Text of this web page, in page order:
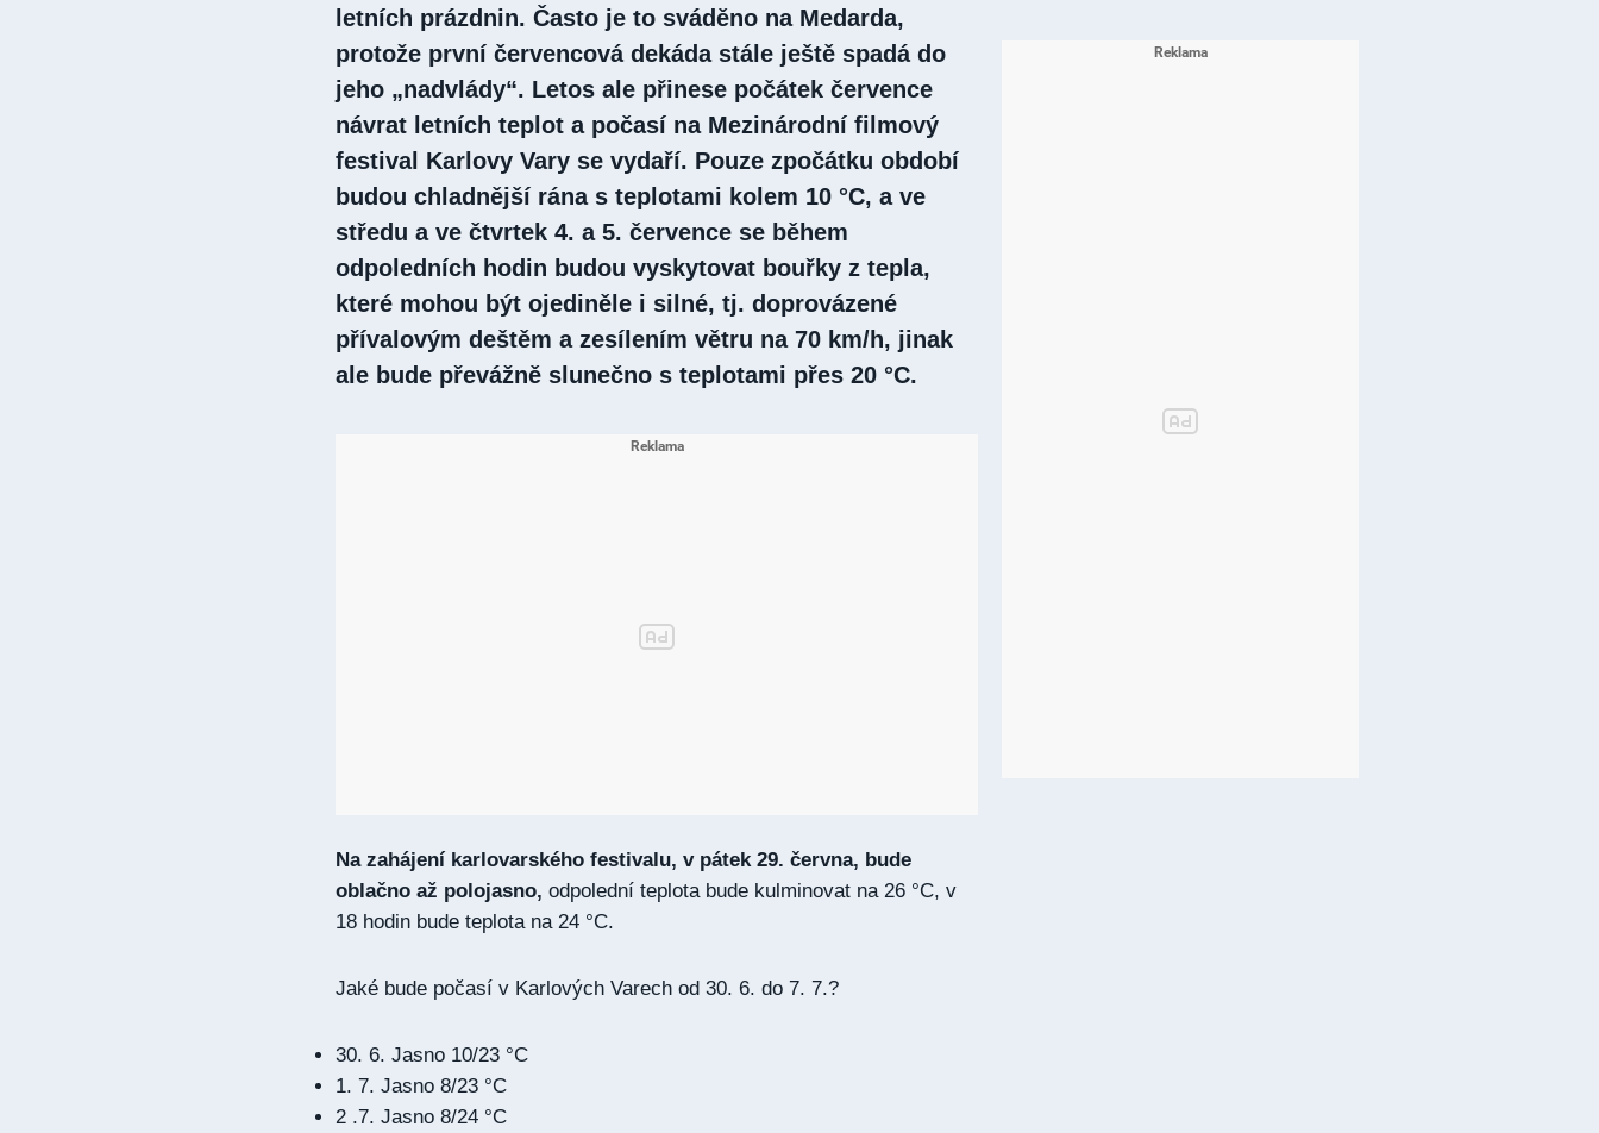
letních prázdnin. Často je to sváděno na Medarda,
protože první červencová dekáda stále ještě spadá do
jeho „nadvlády“. Letos ale přinese počátek července
návrat letních teplot a počasí na Mezinárodní filmový
festival Karlovy Vary se vydaří. Pouze zpočátku období
budou chladnější rána s teplotami kolem 10 °C, a ve
středu a ve čtvrtek 4. a 5. července se během
odpoledních hodin budou vyskytovat bouřky z tepla,
které mohou být ojediněle i silné, tj. doprovázené
přívalovým deštěm a zesílením větru na 70 km/h, jinak
ale bude převážně slunečno s teplotami přes 20 °C.
Na zahájení karlovarského festivalu, v pátek 29. června, bude
oblačno až polojasno, odpolední teplota bude kulminovat na 26 °C, v
18 hodin bude teplota na 24 °C.
Jaké bude počasí v Karlových Varech od 30. 6. do 7. 7.?
30. 6. Jasno 10/23 °C
1. 7. Jasno 8/23 °C
2 .7. Jasno 8/24 °C